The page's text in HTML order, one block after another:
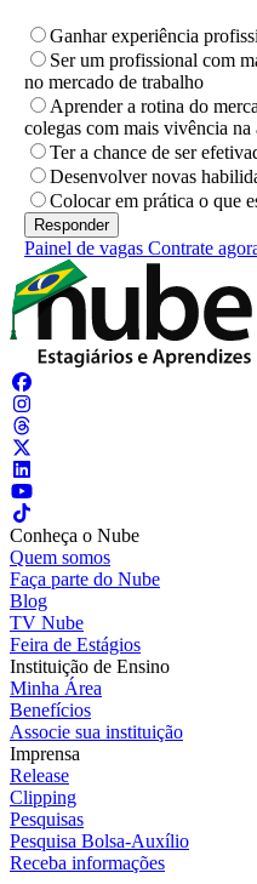
Ganhar experiência
Ser um profissional com
no mercado de trabalho
Aprender a rotina do
colegas com mais vivência na
Ter a chance de ser
Desenvolver novas
Colocar em prática o que
Painel de vagas Contrate
Conheça o Nube
Quem somos
Faça parte do Nube
Blog
TV Nube
Feira de Estágios
Instituição de Ensino
Minha Área
Benefícios
Associe sua instituição
Imprensa
Release
Clipping
Pesquisas
Pesquisa Bolsa-Auxílio
Receba informações